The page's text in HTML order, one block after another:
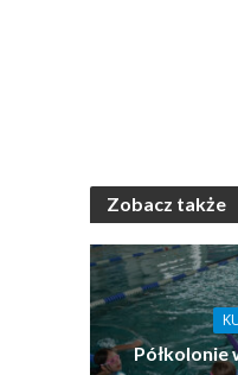
Zobacz także
Półkolonie